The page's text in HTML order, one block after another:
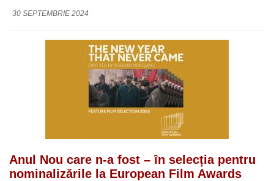
30 SEPTEMBRIE 2024
Anul Nou care n-a fost – în selecția pentru
nominalizările la European Film Awards